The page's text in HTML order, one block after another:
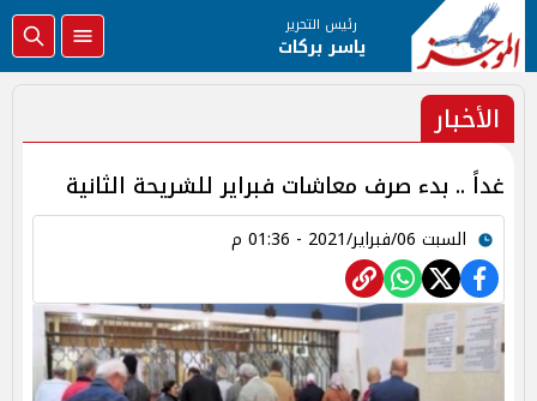
رئيس التحرير
ياسر بركات
الأخبار
غداً .. بدء صرف معاشات فبراير للشريحة الثانية
السبت 06/فبراير/2021 - 01:36 م